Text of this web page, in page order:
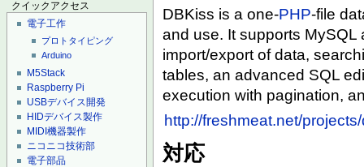
クイックアクセス
電子工作
プロトタイピング
Arduino
M5Stack
Raspberry Pi
USBデバイス開発
HIDデバイス製作
MIDI機器製作
ニコニコ技術部
電子部品
DBKiss is a one-PHP-file
and use. It supports
import/export of data,
tables, an advanced SQL
execution with pagination,
http://freshmeat.net/
対応